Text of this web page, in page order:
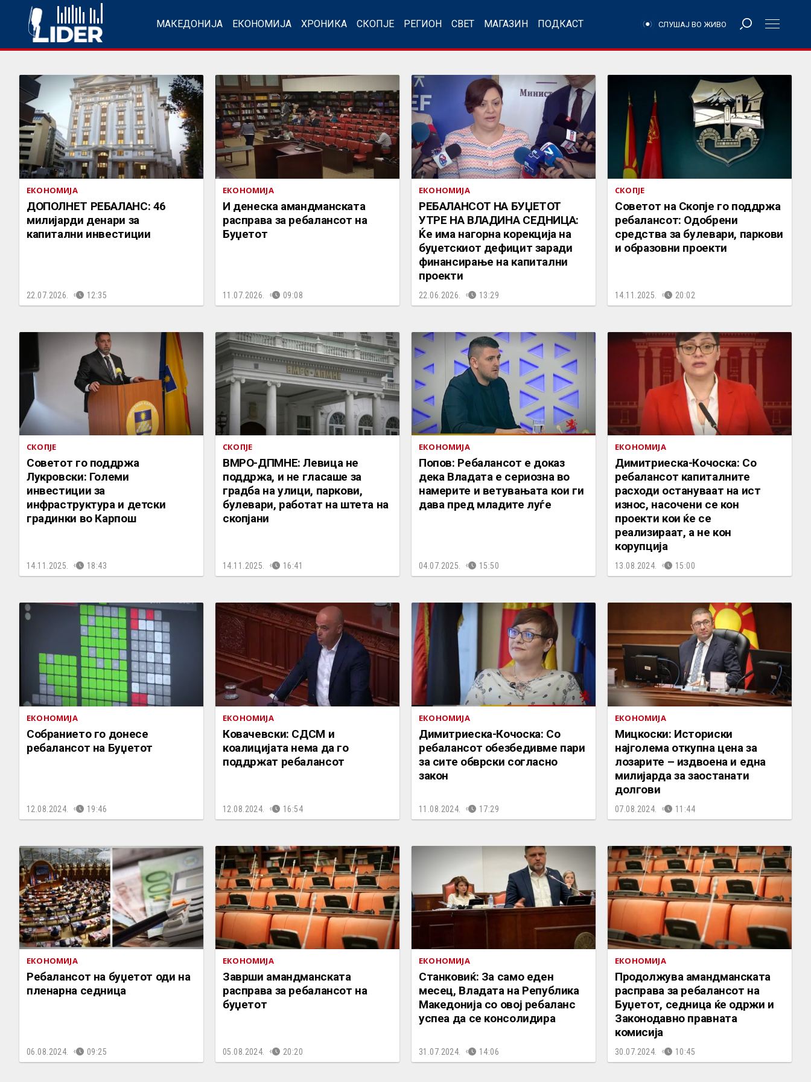
МАКЕДОНИЈА ЕКОНОМИЈА ХРОНИКА СКОПЈЕ РЕГИОН СВЕТ МАГАЗИН ПОДКАСТ СЛУШАЈ ВО ЖИВО
ЕКОНОМИЈА
ДОПОЛНЕТ РЕБАЛАНС: 46
милијарди денари за
капитални инвестиции
22.07.2026. 12:35
ЕКОНОМИЈА
И денеска амандманската
расправа за ребалансот на
Буџетот
11.07.2026. 09:08
ЕКОНОМИЈА
РЕБАЛАНСОТ НА БУЏЕТОТ
УТРЕ НА ВЛАДИНА СЕДНИЦА:
Ќе има нагорна корекција на
буџетскиот дефицит заради
финансирање на капитални
проекти
22.06.2026. 13:29
СКОПЈЕ
Советот на Скопје го поддржа
ребалансот: Одобрени
средства за булевари, паркови
и образовни проекти
14.11.2025. 20:02
СКОПЈЕ
Советот го поддржа
Лукровски: Големи
инвестиции за
инфраструктура и детски
градинки во Карпош
14.11.2025. 18:43
СКОПЈЕ
ВМРО-ДПМНЕ: Левица не
поддржа, и не гласаше за
градба на улици, паркови,
булевари, работат на штета на
скопјани
14.11.2025. 16:41
ЕКОНОМИЈА
Попов: Ребалансот е доказ
дека Владата е сериозна во
намерите и ветувањата кои ги
дава пред младите луѓе
04.07.2025. 15:50
ЕКОНОМИЈА
Димитриеска-Кочоска: Со
ребалансот капиталните
расходи остануваат на ист
износ, насочени се кон
проекти кои ќе се
реализираат, а не кон
корупција
13.08.2024. 15:00
ЕКОНОМИЈА
Собранието го донесе
ребалансот на Буџетот
12.08.2024. 19:46
ЕКОНОМИЈА
Ковачевски: СДСМ и
коалицијата нема да го
поддржат ребалансот
12.08.2024. 16:54
ЕКОНОМИЈА
Димитриеска-Кочоска: Со
ребалансот обезбедивме пари
за сите обврски согласно
закон
11.08.2024. 17:29
ЕКОНОМИЈА
Мицкоски: Историски
најголема откупна цена за
лозарите – издвоена и една
милијарда за заостанати
долгови
07.08.2024. 11:44
ЕКОНОМИЈА
Ребалансот на буџетот оди на
пленарна седница
06.08.2024. 09:25
ЕКОНОМИЈА
Заврши амандманската
расправа за ребалансот на
буџетот
05.08.2024. 20:20
ЕКОНОМИЈА
Станковиќ: За само еден
месец, Владата на Република
Македонија со овој ребаланс
успеа да се консолидира
31.07.2024. 14:06
ЕКОНОМИЈА
Продолжува амандманската
расправа за ребалансот на
Буџетот, седница ќе одржи и
Законодавно правната
комисија
30.07.2024. 10:45